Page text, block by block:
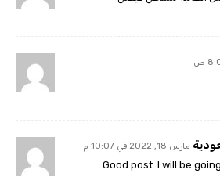
مارس 18, 2022 في 10:07 م
Good post. I will be